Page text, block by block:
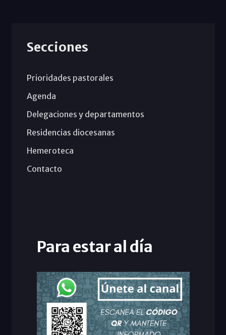
Secciones
Prioridades pastorales
Agenda
Delegaciones y departamentos
Residencias diocesanas
Hemeroteca
Contacto
Para estar al día